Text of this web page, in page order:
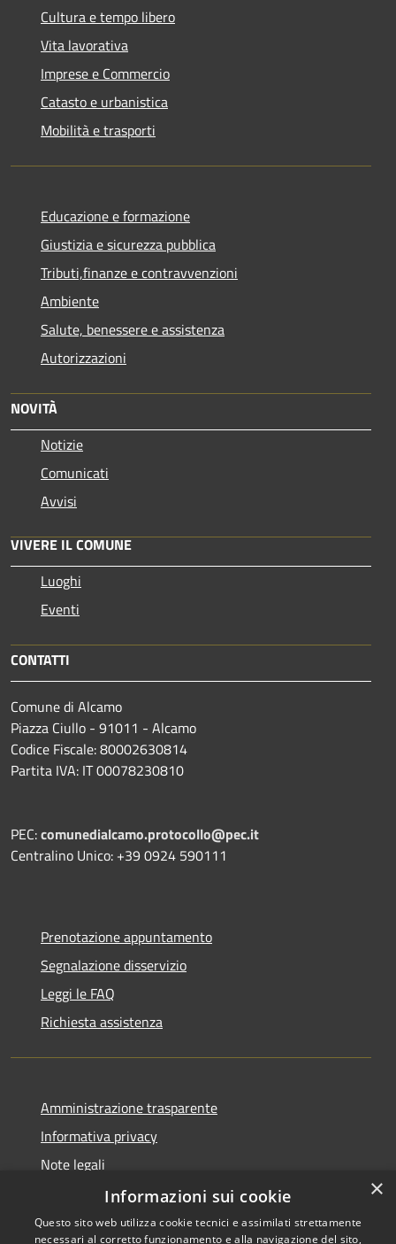
Cultura e tempo libero
Vita lavorativa
Imprese e Commercio
Catasto e urbanistica
Mobilità e trasporti
Educazione e formazione
Giustizia e sicurezza pubblica
Tributi,finanze e contravvenzioni
Ambiente
Salute, benessere e assistenza
Autorizzazioni
NOVITÀ
Notizie
Comunicati
Avvisi
VIVERE IL COMUNE
Luoghi
Eventi
CONTATTI
Comune di Alcamo
Piazza Ciullo - 91011 - Alcamo
Codice Fiscale: 80002630814
Partita IVA: IT 00078230810
PEC:comunedialcamo.protocollo@pec.it
Centralino Unico: +39 0924 590111
Prenotazione appuntamento
Segnalazione disservizio
Leggi le FAQ
Richiesta assistenza
Amministrazione trasparente
Informativa privacy
Note legali
Dichiarazione di accessibilità
×
Informazioni sui cookie
Questo sito web utilizza cookie tecnici e assimilati strettamente
necessari al corretto funzionamento e alla navigazione del sito,